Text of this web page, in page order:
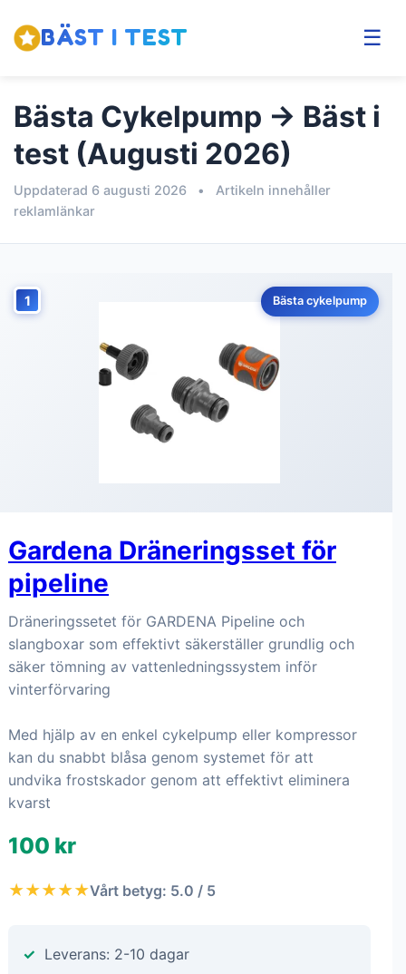
BÄST I TEST ☰
Bästa Cykelpump → Bäst i
test (Augusti 2026)
Uppdaterad 6 augusti 2026 •
Artikeln innehåller
reklamlänkar
1 Bästa cykelpump
Gardena Dräneringsset för
pipeline
Dräneringssetet för GARDENA Pipeline och
slangboxar som effektivt säkerställer grundlig och
säker tömning av vattenledningssystem inför
vinterförvaring
Med hjälp av en enkel cykelpump eller kompressor
kan du snabbt blåsa genom systemet för att
undvika frostskador genom att effektivt eliminera
kvarst
100 kr
★★★★★Vårt betyg: 5.0 / 5
Leverans: 2-10 dagar